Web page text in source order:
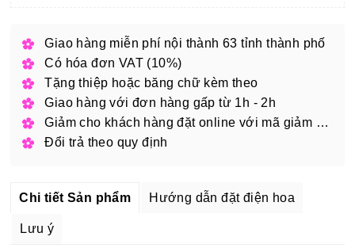
Giao hàng miễn phí nội thành 63 tỉnh thành phố
Có hóa đơn VAT (10%)
Tặng thiệp hoặc băng chữ kèm theo
Giao hàng với đơn hàng gấp từ 1h - 2h
Giảm cho khách hàng đặt online với mã giảm giá
Đổi trả theo quy định
Chi tiết Sản phẩm Hướng dẫn đặt điện hoa
Lưu ý